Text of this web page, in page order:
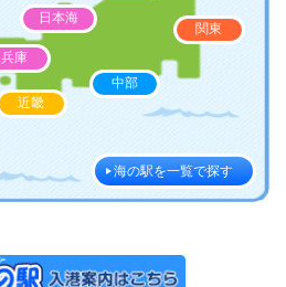
日本海
兵庫
近畿
関東
中部
海の駅を一覧で探す